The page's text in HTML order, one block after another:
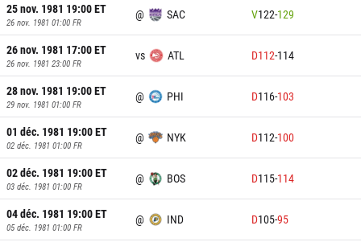
25 nov. 1981 19:00ET
26 nov. 1981 01:00 FR
@ SAC V122-129
26 nov. 1981 17:00ET
26 nov. 1981 23:00 FR
vs ATL D112-114
28 nov. 1981 19:00ET
29 nov. 1981 01:00 FR
@ PHI D116-103
01 déc. 1981 19:00ET
02 déc. 1981 01:00 FR
@ NYK D112-100
02 déc. 1981 19:00ET
03 déc. 1981 01:00 FR
@ BOS D115-114
04 déc. 1981 19:00ET
05 déc. 1981 01:00 FR
@ IND D105-95